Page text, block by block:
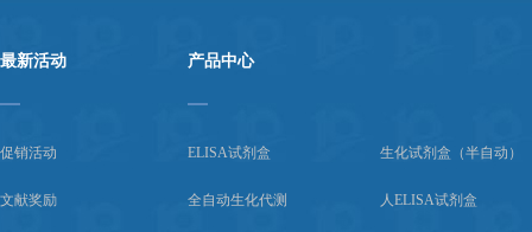
最新活动
促销活动
文献奖励
产品中心
ELISA试剂盒 生化试剂盒（半自动）
全自动生化代测 人ELISA试剂盒